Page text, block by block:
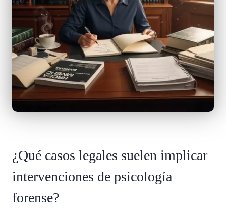
¿Qué casos legales suelen implicar
intervenciones de psicología
forense?